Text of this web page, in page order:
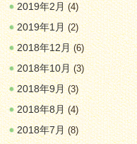
2019年2月(4)
2019年1月(2)
2018年12月(6)
2018年10月(3)
2018年9月(3)
2018年8月(4)
2018年7月(8)